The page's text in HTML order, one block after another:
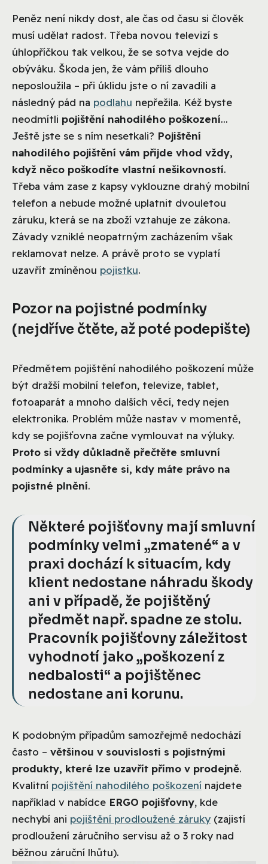
Peněz není nikdy dost, ale čas od času si člověk
musí udělat radost. Třeba novou televizí s
úhlopříčkou tak velkou, že se sotva vejde do
obýváku. Škoda jen, že vám příliš dlouho
neposloužila – při úklidu jste o ní zavadili a
následný pád na podlahu nepřežila. Kéž byste
neodmítli pojištění nahodilého poškození...
Ještě jste se s ním nesetkali? Pojištění
nahodilého pojištění vám přijde vhod vždy,
když něco poškodíte vlastní nešikovností.
Třeba vám zase z kapsy vyklouzne drahý mobilní
telefon a nebude možné uplatnit dvouletou
záruku, která se na zboží vztahuje ze zákona.
Závady vzniklé neopatrným zacházením však
reklamovat nelze. A právě proto se vyplatí
uzavřít zmíněnou pojistku.
Pozor na pojistné podmínky
(nejdříve čtěte, až poté podepište)
Předmětem pojištění nahodilého poškození může
být dražší mobilní telefon, televize, tablet,
fotoaparát a mnoho dalších věcí, tedy nejen
elektronika. Problém může nastav v momentě,
kdy se pojišťovna začne vymlouvat na výluky.
Proto si vždy důkladně přečtěte smluvní
podmínky a ujasněte si, kdy máte právo na
pojistné plnění.
Některé pojišťovny mají smluvní
podmínky velmi „zmatené“ a v
praxi dochází k situacím, kdy
klient nedostane náhradu škody
ani v případě, že pojištěný
předmět např. spadne ze stolu.
Pracovník pojišťovny záležitost
vyhodnotí jako „poškození z
nedbalosti“ a pojištěnec
nedostane ani korunu.
K podobným případům samozřejmě nedochází
často – většinou v souvislosti s pojistnými
produkty, které lze uzavřít přímo v prodejně.
Kvalitní pojištění nahodilého poškození najdete
například v nabídce ERGO pojišťovny, kde
nechybí ani pojištění prodloužené záruky (zajistí
prodloužení záručního servisu až o 3 roky nad
běžnou záruční lhůtu).